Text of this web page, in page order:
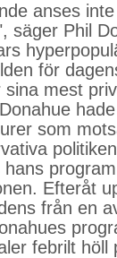
anses
säger Phil
för
sina mest
som
hans
Efteråt
från en
febrilt